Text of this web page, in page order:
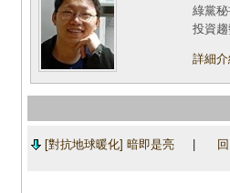
綠黨
投資
詳細
[對抗地球暖化] 暗即是亮 |